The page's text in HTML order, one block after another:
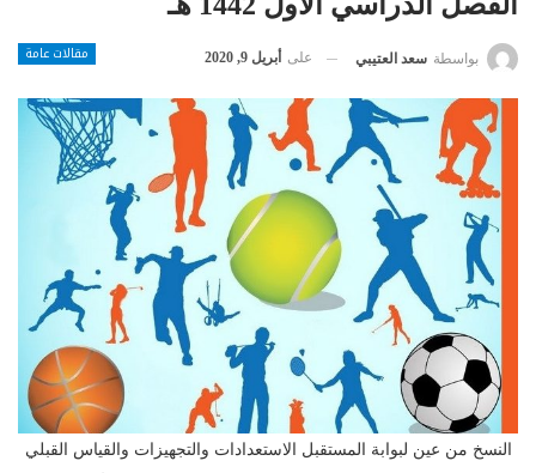
مقالات عامة بواسطة سعد العتيبي على أبريل 9, 2020
النسخ من عين لبوابة المستقبل الاستعدادات والتجهيزات والقياس القبلي